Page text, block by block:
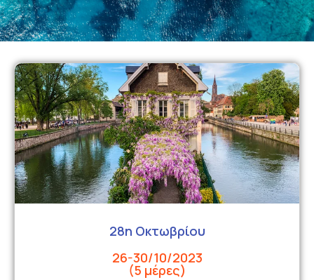
28η Οκτωβρίου
26-30/10/2023
(5 μέρες)